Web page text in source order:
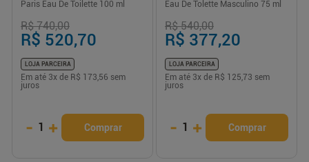
Paris Eau De Toilette 100 ml
R$ 740,00
R$ 520,70
LOJA PARCEIRA
Em até 3x de R$ 173,56 sem
juros
- 1 + Comprar
Eau De Tolette Masculino 75 ml
R$ 540,00
R$ 377,20
LOJA PARCEIRA
Em até 3x de R$ 125,73 sem
juros
- 1 + Comprar